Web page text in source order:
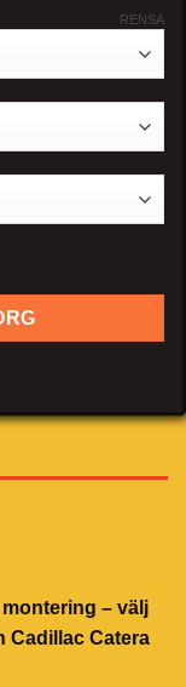
RENSA
– välj
Cadillac Catera